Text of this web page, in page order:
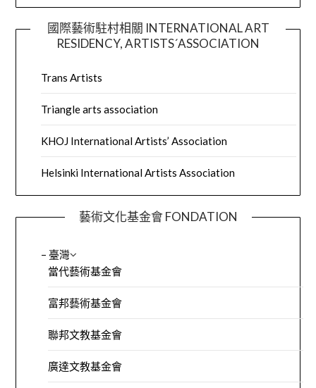
國際藝術駐村相關 INTERNATIONAL ART
RESIDENCY, ARTISTS´ASSOCIATION
Trans Artists
Triangle arts association
KHOJ International Artists’ Association
Helsinki International Artists Association
藝術文化基金會 FONDATION
– 臺灣
當代藝術基金會
富邦藝術基金會
聯邦文教基金會
廣達文教基金會